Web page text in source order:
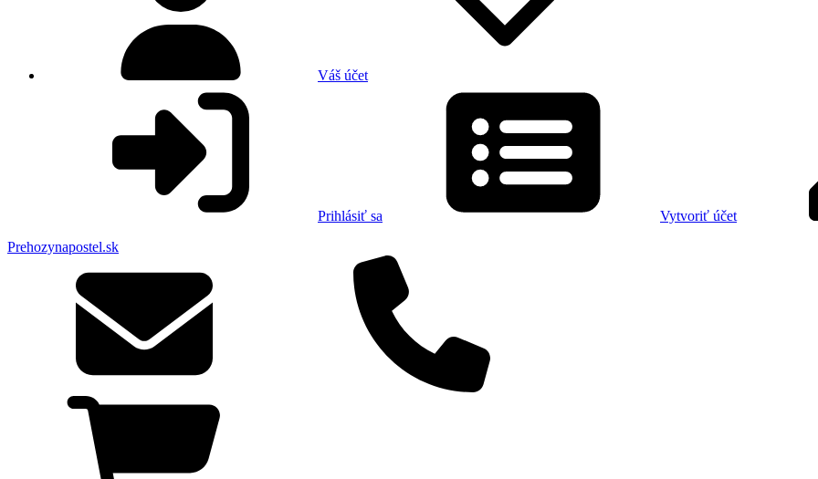
Váš účet
Prihlásiť sa Vytvoriť účet
Prehozynapostel.sk